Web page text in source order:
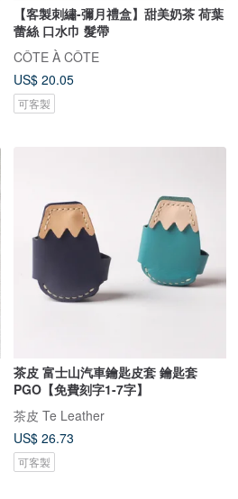
【客製刺繡-彌月禮盒】甜美奶茶 荷葉
蕾絲 口水巾 髮帶
CÔTE À CÔTE
US$ 20.05
可客製
茶皮 富士山汽車鑰匙皮套 鑰匙套
PGO【免費刻字1-7字】
茶皮 Te Leather
US$ 26.73
可客製